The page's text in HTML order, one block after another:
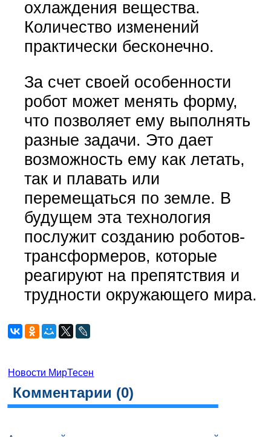
охлаждения вещества.
Количество изменений
практически бесконечно.
За счет своей особенности
робот может менять форму,
что позволяет ему выполнять
разные задачи. Это дает
возможность ему как летать,
так и плавать или
перемещаться по земле. В
будущем эта технология
послужит созданию роботов-
трансформеров, которые
реагируют на препятствия и
трудности окружающего мира.
Новости МирТесен
Комментарии (0)